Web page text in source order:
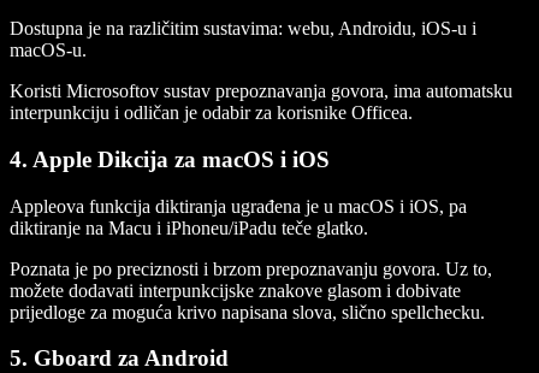
Dostupna je na različitim sustavima: webu, Androidu, iOS-u i
macOS-u.
Koristi Microsoftov sustav prepoznavanja govora, ima automatsku
interpunkciju i odličan je odabir za korisnike Officea.
4. Apple Dikcija za macOS i iOS
Appleova funkcija diktiranja ugrađena je u macOS i iOS, pa
diktiranje na Macu i iPhoneu/iPadu teče glatko.
Poznata je po preciznosti i brzom prepoznavanju govora. Uz to,
možete dodavati interpunkcijske znakove glasom i dobivate
prijedloge za moguća krivo napisana slova, slično spellchecku.
5. Gboard za Android